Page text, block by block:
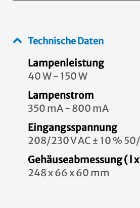
Technische Daten
Lampenleistung
40 W - 150 W
Lampenstrom
350 mA - 800 mA
Eingangsspannung
208/230 V AC ± 10 %
Gehäuseabmessung ( l
248 x 66 x 60 mm